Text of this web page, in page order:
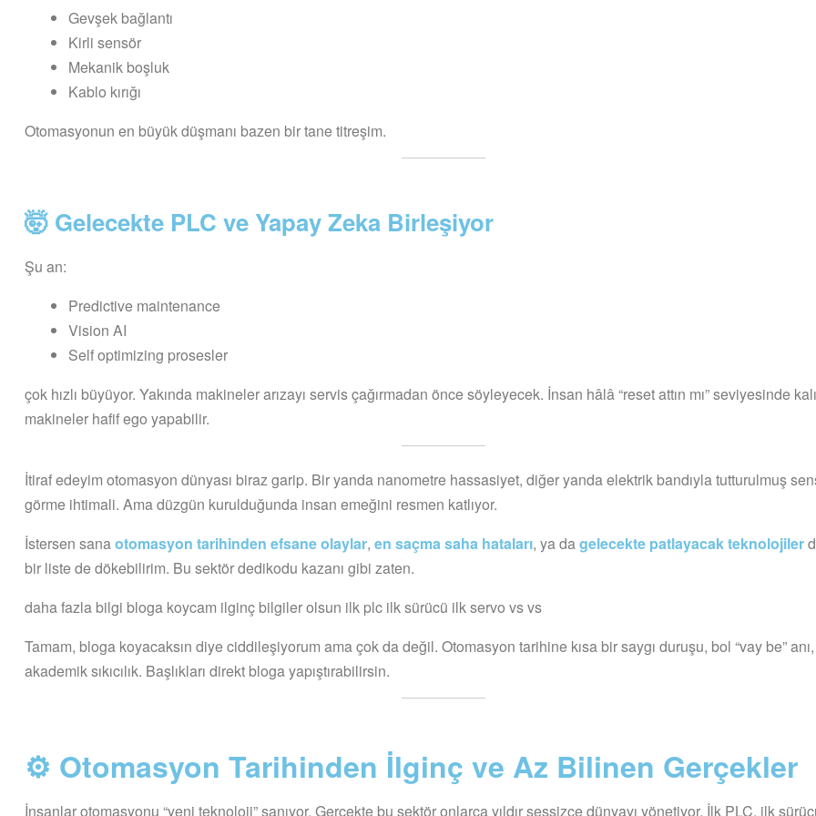
Gevşek bağlantı
Kirli sensör
Mekanik boşluk
Kablo kırığı
Otomasyonun en büyük düşmanı bazen bir tane titreşim.
🤯 Gelecekte PLC ve Yapay Zeka Birleşiyor
Şu an:
Predictive maintenance
Vision AI
Self optimizing prosesler
çok hızlı büyüyor. Yakında makineler arızayı servis çağırmadan önce söyleyecek. İnsan hâlâ “reset attın mı” seviyesinde
makineler hafif ego yapabilir.
İtiraf edeyim otomasyon dünyası biraz garip. Bir yanda nanometre hassasiyet, diğer yanda elektrik bandıyla tutturulmuş
görme ihtimali. Ama düzgün kurulduğunda insan emeğini resmen katlıyor.
İstersen sanaotomasyon tarihinden efsane olaylar, en saçma saha hataları, ya dagelecekte patlayacak teknolojiler
bir liste de dökebilirim. Bu sektör dedikodu kazanı gibi zaten.
daha fazla bilgi bloga koycam ilginç bilgiler olsun ilk plc ilk sürücü ilk servo vs vs
Tamam, bloga koyacaksın diye ciddileşiyorum ama çok da değil. Otomasyon tarihine kısa bir saygı duruşu, bol “vay be”
akademik sıkıcılık. Başlıkları direkt bloga yapıştırabilirsin.
⚙️ Otomasyon Tarihinden İlginç ve Az Bilinen Gerçekler
İnsanlar otomasyonu “yeni teknoloji” sanıyor. Gerçekte bu sektör onlarca yıldır sessizce dünyayı yönetiyor. İlk PLC, ilk